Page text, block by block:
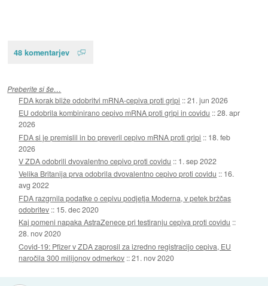
48 komentarjev
Preberite si še…
FDA korak bliže odobritvi mRNA-cepiva proti gripi ::21. jun 2026
EU odobrila kombinirano cepivo mRNA proti gripi in covidu ::28. apr
2026
FDA si je premislil in bo preveril cepivo mRNA proti gripi :: 18. feb
2026
V ZDA odobrili dvovalentno cepivo proti covidu :: 1. sep 2022
Velika Britanija prva odobrila dvovalentno cepivo proti covidu :: 16.
avg 2022
FDA razgrnila podatke o cepivu podjetja Moderna, v petek bržčas
odobritev :: 15. dec 2020
Kaj pomeni napaka AstraZenece pri testiranju cepiva proti covidu ::
28. nov 2020
Covid-19: Pfizer v ZDA zaprosil za izredno registracijo cepiva, EU
naročila 300 milijonov odmerkov ::21. nov 2020